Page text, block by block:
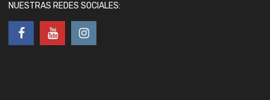
NUESTRAS REDES SOCIALES: